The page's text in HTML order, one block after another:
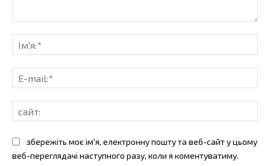
збережіть моє ім'я, електронну пошту та веб-сайт у цьому
веб-переглядачі наступного разу, коли я коментуватиму.